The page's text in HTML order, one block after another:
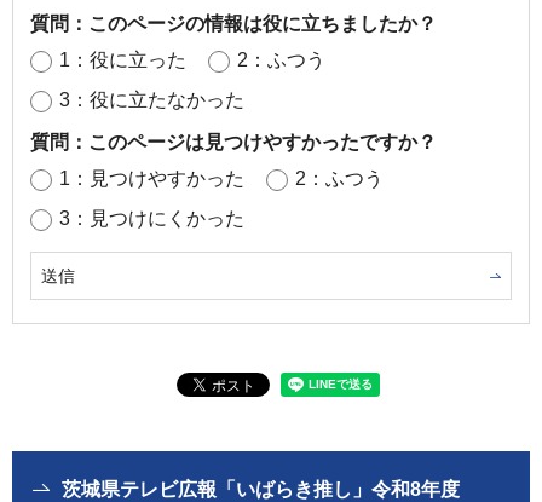
質問：このページの情報は役に立ちましたか？
1：役に立った
2：ふつう
3：役に立たなかった
質問：このページは見つけやすかったですか？
1：見つけやすかった
2：ふつう
3：見つけにくかった
茨城県テレビ広報「いばらき推し」令和8年度